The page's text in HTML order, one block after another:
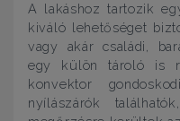
A lakáshoz tartozik
kiváló lehetőséget
vagy akár családi,
egy külön tároló is
konvektor
nyílászárók